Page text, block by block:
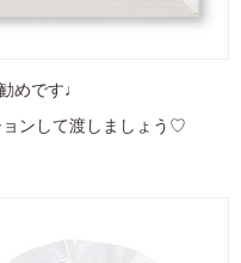
めです♩
ンして渡しましょう♡